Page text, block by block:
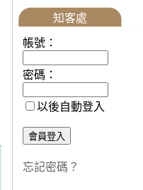
知客處
帳號：
密碼：
以後自動登入
忘記密碼？